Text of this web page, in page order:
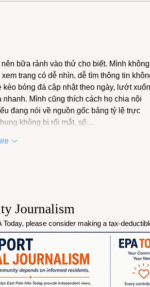
bữa rảnh vào thử cho biết. Mình không
trang có dễ nhìn, dễ tìm thông tin
bóng đá cập nhật theo ngày, lướt
Mình cũng thích cách họ chia nội
đang nói về nguồn gốc bảng tỷ lệ trực
không bị rối mắt, số…
Journalism
please consider making a tax-